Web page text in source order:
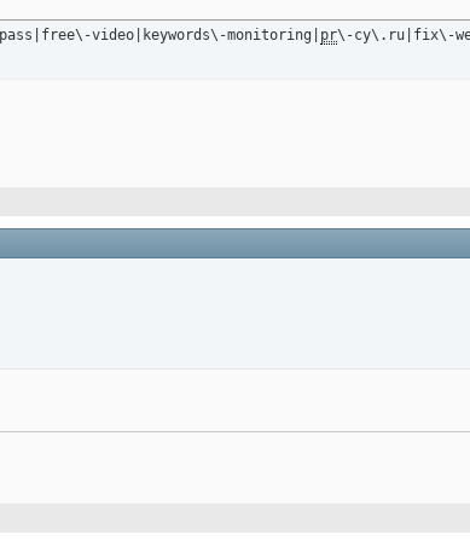
video|keywords\-monitoring| pr\-cy\.ru|fix\-